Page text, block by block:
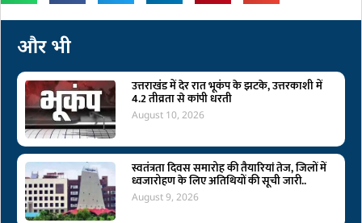
और भी
उत्तराखंड में देर रात भूकंप के झटके, उत्तरकाशी में
4.2 तीव्रता से कांपी धरती
August 10, 2026
स्वतंत्रता दिवस समारोह की तैयारियां तेज, जिलों में
ध्वजारोहण के लिए अतिथियों की सूची जारी..
August 9, 2026